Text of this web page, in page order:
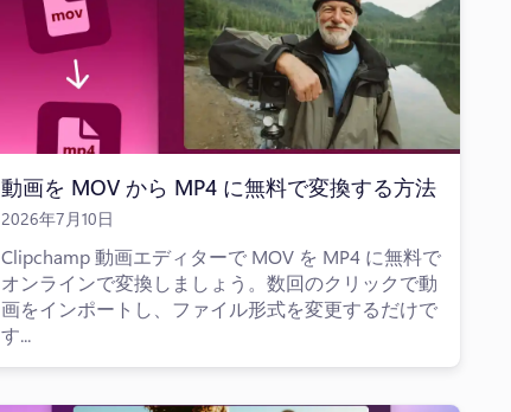
動画を MOV から MP4 に無料で変換する方法
2026年7月10日
Clipchamp 動画エディターで MOV を MP4 に無料で
オンラインで変換しましょう。数回のクリックで動
画をインポートし、ファイル形式を変更するだけで
す...